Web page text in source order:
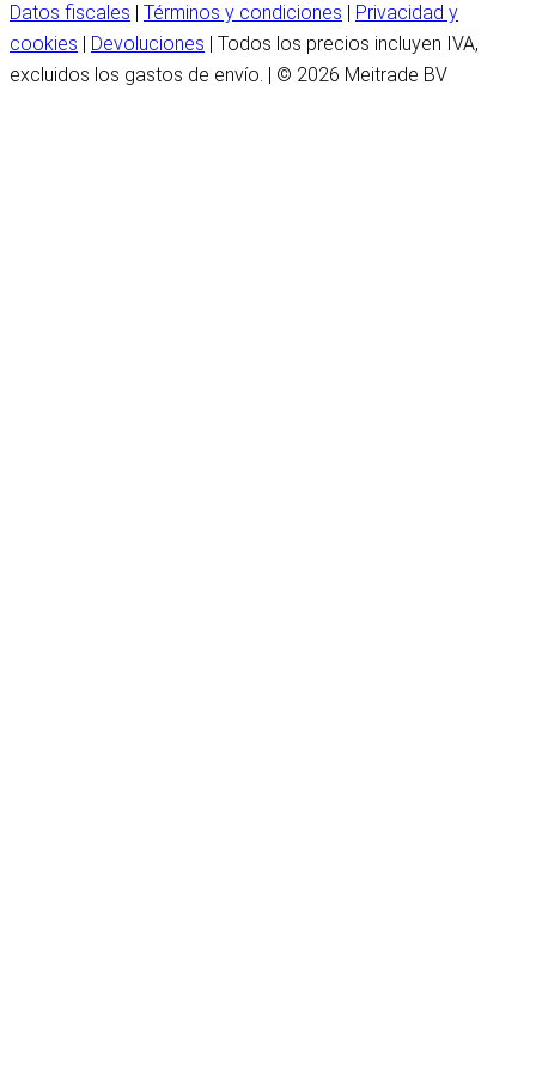
Datos fiscales Términos y condiciones
Privacidad y
cookies
Devoluciones | Todos los precios incluyen IVA,
excluidos los gastos de envío. | © 2026 Meitrade BV